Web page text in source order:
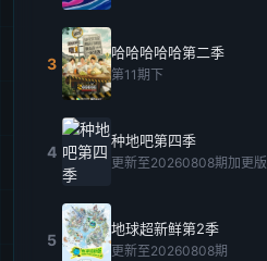
3
哈哈哈哈哈第二季
第11期下
4
种地吧第四季
更新至20260808期加更版
5
地球超新鲜第2季
更新至20260808期